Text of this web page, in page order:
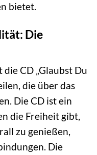
bietet.
Die
CD „Glaubst Du
die über das
Die CD ist ein
die Freiheit gibt,
zu genießen,
Die